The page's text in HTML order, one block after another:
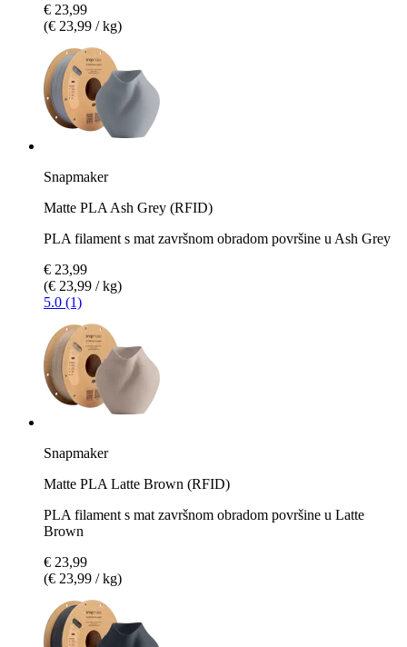
€ 23,99
(€ 23,99 / kg)
Snapmaker
Matte PLA Ash Grey (RFID)
PLA filament s mat završnom obradom površine u Ash Grey
€ 23,99
(€ 23,99 / kg)
5.0 (1)
Snapmaker
Matte PLA Latte Brown (RFID)
PLA filament s mat završnom obradom površine u Latte
Brown
€ 23,99
(€ 23,99 / kg)